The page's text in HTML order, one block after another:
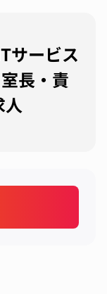
サービス
長・責
人